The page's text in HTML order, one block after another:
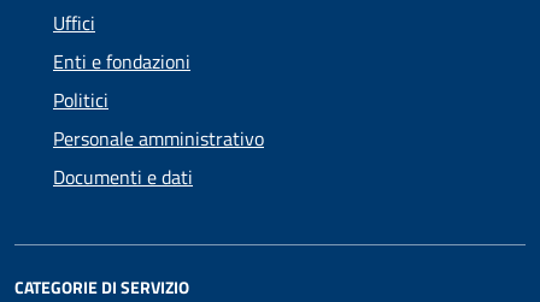
Uffici
Enti e fondazioni
Politici
Personale amministrativo
Documenti e dati
CATEGORIE DI SERVIZIO